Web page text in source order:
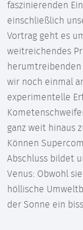
faszinierenden
einschließlich
Vortrag geht es
weitreichendes
herumtreibenden
wir noch einmal
experimentelle
ganz weit hinaus
Können
Abschluss bildet
Venus: Obwohl
höllische
der Sonne ein